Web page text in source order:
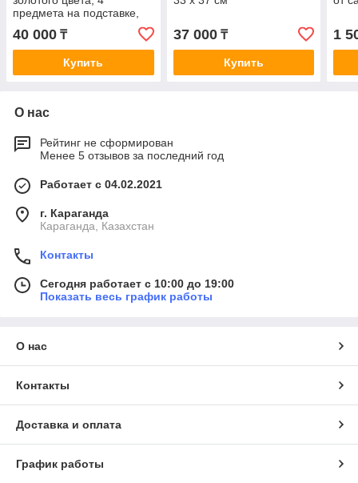
предмета на подставке,
61 х 20 х 17,5 см
40 000 ₸
Купить
37 000₸
Купить
1
О нас
Рейтинг не сформирован
Менее 5 отзывов за последний год
Работает с 04.02.2021
г. Караганда
Караганда, Казахстан
Контакты
Сегодня работает с 10:00 до 19:00
Показать весь график работы
О нас
Контакты
Доставка и оплата
График работы